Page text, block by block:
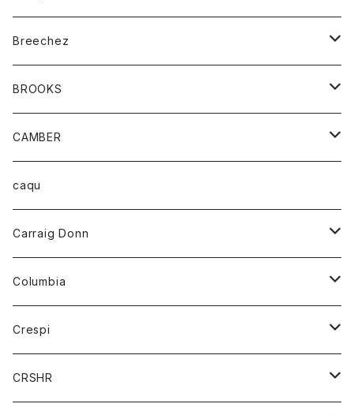
ベルト
Tシャツ
グッズ
アンダーウェアー
カードホルダー
チーフ
バンダナ
トップス
カーディガン
トレーナー
ボトム
オーバーオール
ショートパンツ
レディース
オーバーオール
カーディガン
Breechez
シャツ
BROOKS
グッズ
靴
CAMBER
トップス
ハーフスリーブTシャツ
caqu
Carraig Donn
ニット
Columbia
アウター
ジャケット
Crespi
ジャケット
CRSHR